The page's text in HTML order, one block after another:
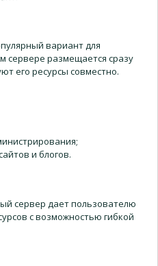
вариант для
размещается сразу
его ресурсы совместно.
и блогов.
сервер дает пользователю
с возможностью гибкой